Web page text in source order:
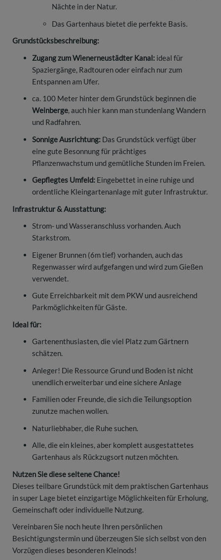
Nächte in der Natur.
Das Gartenhaus bietet die perfekte Basis.
Grundstücksbeschreibung:
Zugang zum Wienerneustädter Kanal: ideal für
Spaziergänge, Radtouren oder einfach nur zum
Entspannen am Ufer.
ca. 100 Meter hinter dem Grundstück beginnen die
Weinberge, auch hier kann man stundenlang Wandern
und Radfahren.
Sonnige Ausrichtung: Das Grundstück verfügt über
eine gute Besonnung für prächtiges
Pflanzenwachstum und gemütliche Stunden im Freien.
Gepflegtes Umfeld: Eingebettet in eine ruhige und
ordentliche Kleingartenanlage mit guter Infrastruktur.
Infrastruktur & Ausstattung:
Strom- und Wasseranschluss vorhanden. Auch
Starkstrom.
Eigener Brunnen (6m tief) vorhanden, auch das
Regenwasser wird aufgefangen und wird zum Gießen
verwendet.
Gute Erreichbarkeit mit dem PKW und ausreichend
Parkmöglichkeiten für Gäste.
Ideal für:
Gartenenthusiasten, die viel Platz zum Gärtnern
schätzen.
Anleger! Die Ressource Grund und Boden ist nicht
unendlich erweiterbar und eine sichere Anlage
Familien oder Freunde, die sich die Teilungsoption
zunutze machen wollen.
Naturliebhaber, die Ruhe suchen.
Alle, die ein kleines, aber komplett ausgestattetes
Gartenhaus als Rückzugsort nutzen möchten.
Nutzen Sie diese seltene Chance!
Dieses teilbare Grundstück mit dem praktischen Gartenhaus
in super Lage bietet einzigartige Möglichkeiten für Erholung,
Gemeinschaft oder individuelle Nutzung.
Vereinbaren Sie noch heute Ihren persönlichen
Besichtigungstermin und überzeugen Sie sich selbst von den
Vorzügen dieses besonderen Kleinods!